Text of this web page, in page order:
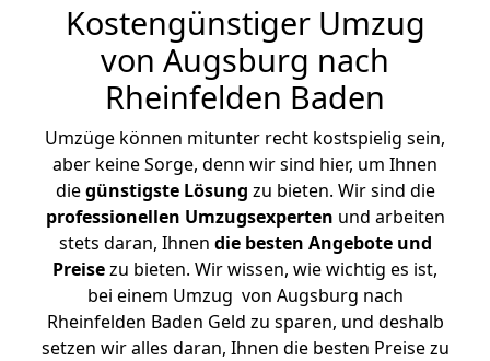
Kostengünstiger Umzug
von Augsburg nach
Rheinfelden Baden
Umzüge können mitunter recht kostspielig sein,
aber keine Sorge, denn wir sind hier, um Ihnen
diegünstigste Lösung zu bieten. Wir sind die
professionellen Umzugsexperten und arbeiten
stets daran, Ihnen die besten Angebote und
Preisezu bieten. Wir wissen, wie wichtig es ist,
bei einem Umzug von Augsburg nach
Rheinfelden Baden Geld zu sparen, und deshalb
setzen wir alles daran, Ihnen die besten Preise zu